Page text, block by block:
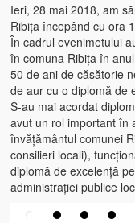
Ieri, 28 mai 2018, am
Ribița începând cu ora
În cadrul evenimetului
în comuna Ribița în
50 de ani de căsătorie
de aur cu o diplomă de
S-au mai acordat
avut un rol important în
învățământul comunei
consilieri locali),
diplomă de excelență
administrației publice